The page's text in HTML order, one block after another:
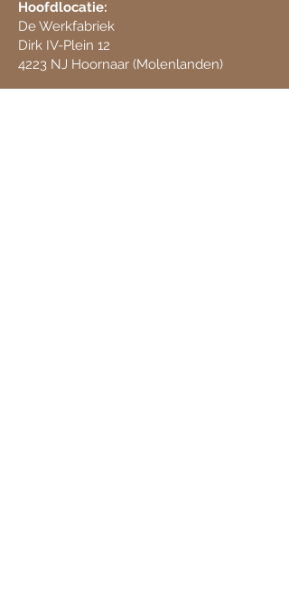
Hoofdlocatie:
De Werkfabriek
Dirk IV-Plein 12
​4223 NJ Hoornaar (Molenlanden)